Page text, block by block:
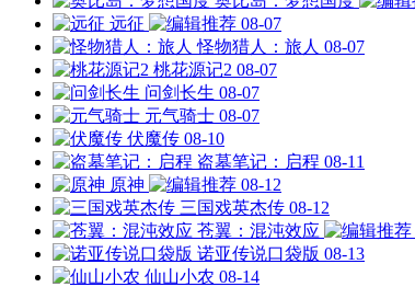
远征
08-07
怪物猎人：旅人 08-07
桃花源记2 08-07
问剑长生 08-07
元气骑士 08-07
伏魔传 08-10
盗墓笔记：启程 08-11
原神
08-12
三国戏英杰传 08-12
苍翼：混沌效应
诺亚传说口袋版 08-13
仙山小农 08-14